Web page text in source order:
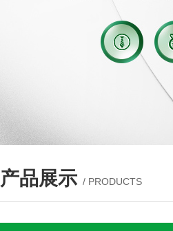
产品展示 / PRODUCTS